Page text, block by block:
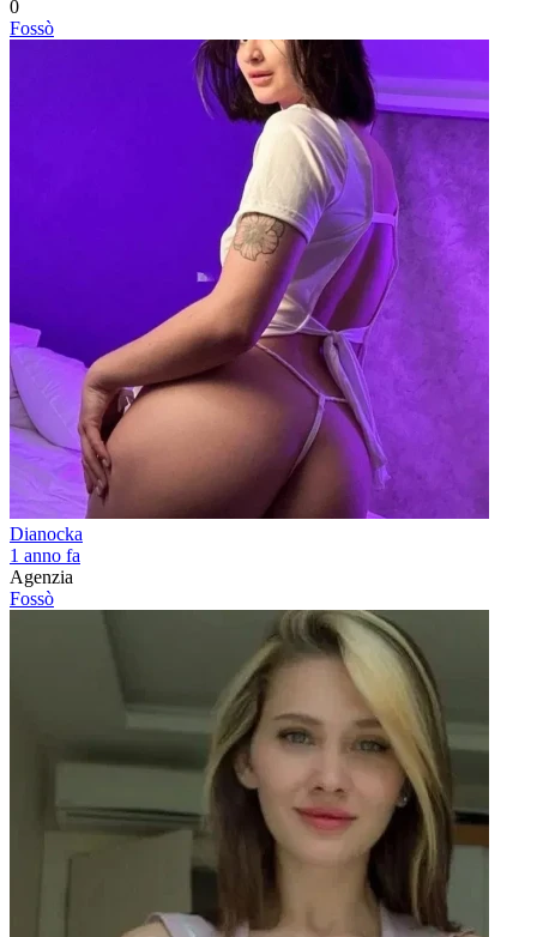
0
Fossò
Dianocka
1 anno fa
Agenzia
Fossò